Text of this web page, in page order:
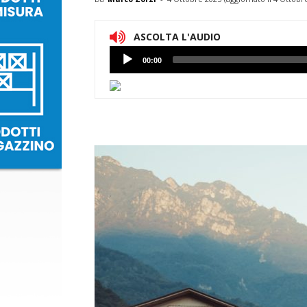
ASCOLTA L'AUDIO
Lettore
Audio
00:00